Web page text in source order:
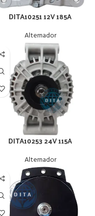
DITA10251 12V 185A
Alternador
DITA10253 24V 115A
Alternador